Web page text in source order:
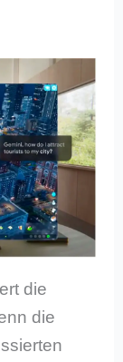
die
die